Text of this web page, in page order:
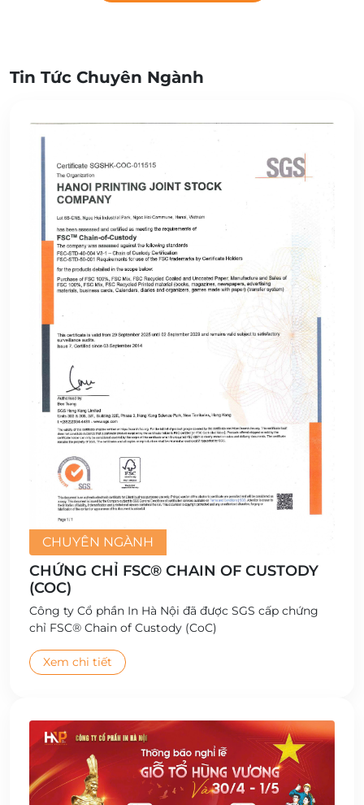
Tin Tức Chuyên Ngành
CHUYÊN NGÀNH
CHỨNG CHỈ FSC® CHAIN OF CUSTODY
(COC)
Công ty Cổ phần In Hà Nội đã được SGS cấp chứng
chỉ FSC® Chain of Custody (CoC)
Xem chi tiết